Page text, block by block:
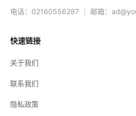
电话：02160556287 ｜ 邮箱：
快速链接
关于我们
联系我们
隐私政策